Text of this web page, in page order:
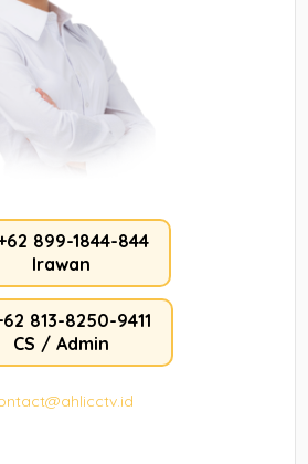
899-1844-844
Irawan
813-8250-9411
CS / Admin